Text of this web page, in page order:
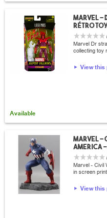
Marvel -
rétro toy
Marvel Dr
collecting toy
View
Available
Marvel -
America -
Marvel - Civil
in screen
View